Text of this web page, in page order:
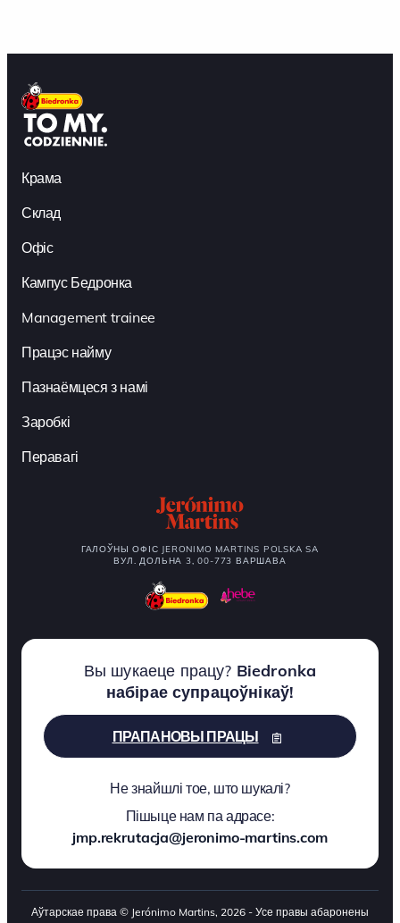
Крама
Склад
Офіс
Кампус Бедронка
Management trainee
Працэс найму
Пазнаёмцеся з намі
Заробкі
Перавагі
ГАЛОЎНЫ ОФІС JERONIMO MARTINS POLSKA SA
ВУЛ. ДОЛЬНА 3, 00-773 ВАРШАВА
Вы шукаеце працу? Biedronka
набірае супрацоўнікаў!
ПРАПАНОВЫ ПРАЦЫ
Не знайшлі тое, што шукалі?
Пішыце нам па адрасе:
jmp.rekrutacja@jeronimo-martins.com
Аўтарскае права © Jerónimo Martins, 2026 - Усе правы абаронены